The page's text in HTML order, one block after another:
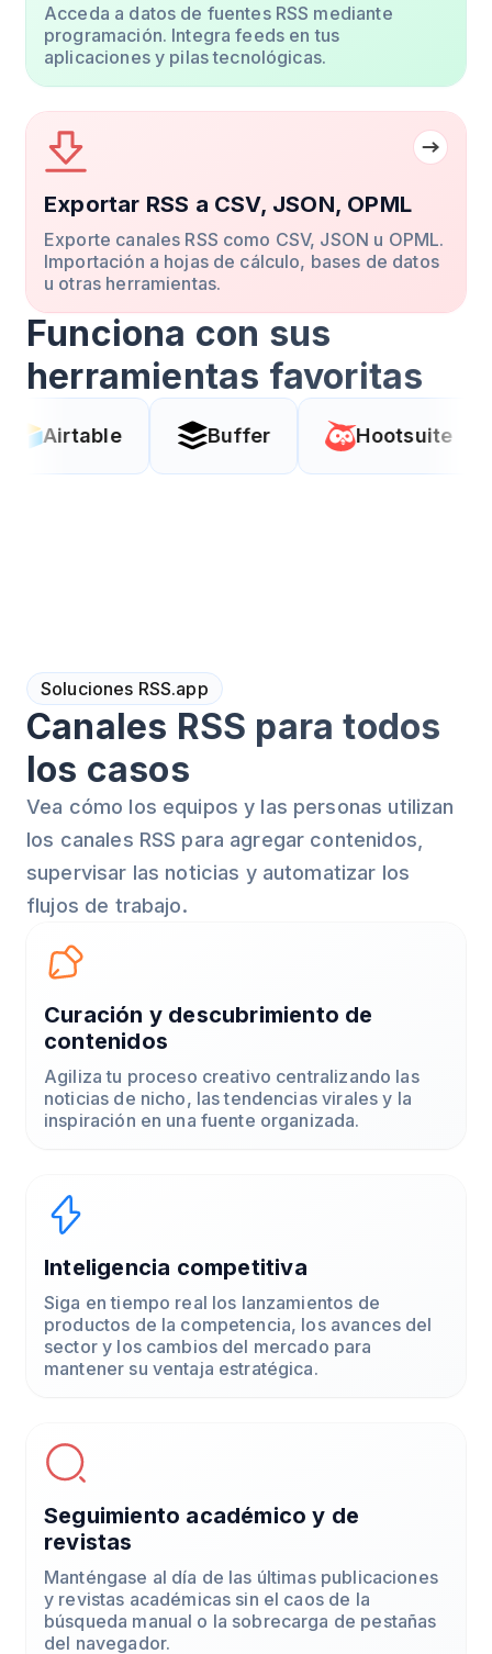
Acceda a datos de fuentes RSS mediante
programación. Integra feeds en tus
aplicaciones y pilas tecnológicas.
Exportar RSS a CSV, JSON, OPML
Exporte canales RSS como CSV, JSON u OPML.
Importación a hojas de cálculo, bases de datos
u otras herramientas.
Funciona con sus
herramientas favoritas
Buffer Hootsuite Coda
Soluciones RSS.app
Canales RSS para todos
los casos
Vea cómo los equipos y las personas utilizan
los canales RSS para agregar contenidos,
supervisar las noticias y automatizar los
flujos de trabajo.
Curación y descubrimiento de
contenidos
Agiliza tu proceso creativo centralizando las
noticias de nicho, las tendencias virales y la
inspiración en una fuente organizada.
Inteligencia competitiva
Siga en tiempo real los lanzamientos de
productos de la competencia, los avances del
sector y los cambios del mercado para
mantener su ventaja estratégica.
Seguimiento académico y de
revistas
Manténgase al día de las últimas publicaciones
y revistas académicas sin el caos de la
búsqueda manual o la sobrecarga de pestañas
del navegador.